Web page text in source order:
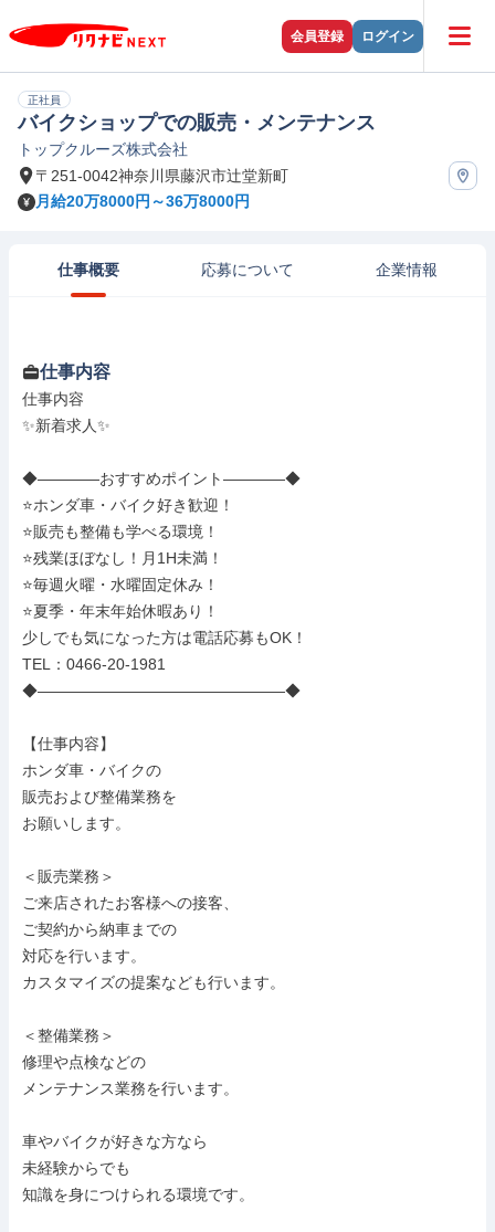
会員登録 ログイン
正社員
バイクショップでの販売・メンテナンス
トップクルーズ株式会社
〒251-0042神奈川県藤沢市辻堂新町
月給20万8000円～36万8000円
仕事概要 応募について 企業情報
仕事内容
仕事内容
✨新着求人✨
◆――――おすすめポイント――――◆
⭐ホンダ車・バイク好き歓迎！
⭐販売も整備も学べる環境！
⭐残業ほぼなし！月1H未満！
⭐毎週火曜・水曜固定休み！
⭐夏季・年末年始休暇あり！
少しでも気になった方は電話応募もOK！
TEL：0466-20-1981
◆――――――――――――――――◆
【仕事内容】
ホンダ車・バイクの
販売および整備業務を
お願いします。
＜販売業務＞
ご来店されたお客様への接客、
ご契約から納車までの
対応を行います。
カスタマイズの提案なども行います。
＜整備業務＞
修理や点検などの
メンテナンス業務を行います。
車やバイクが好きな方なら
未経験からでも
知識を身につけられる環境です。